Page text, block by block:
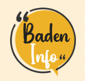
Inhalt
springen